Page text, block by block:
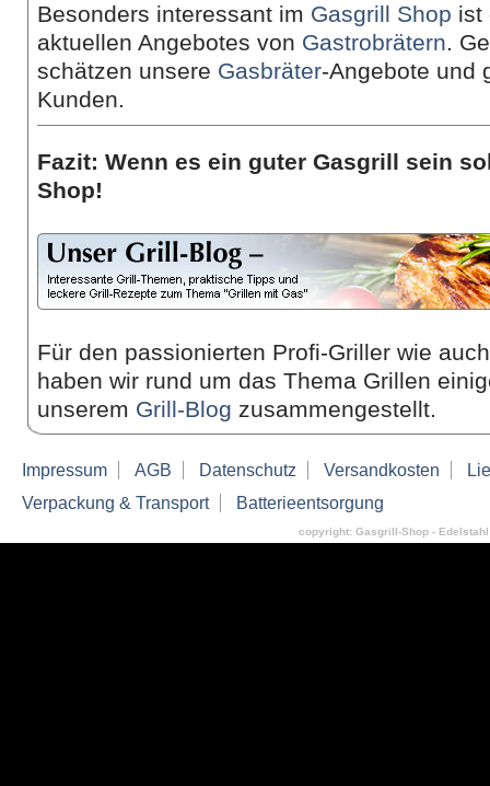
Besonders interessant im Gasgrill Shop ist
aktuellen Angebotes von Gastrobrätern.
schätzen unsere Gasbräter-Angebote und
Kunden.
Fazit: Wenn es ein guter Gasgrill sein
Shop!
Für den passionierten Profi-Griller wie
haben wir rund um das Thema Grillen
unserem Grill-Blog zusammen­gestellt.
Impressum AGB Datenschutz Versandkosten
Verpackung & Transport
Batterieentsorgung
copyright: Gasgrill-Shop -